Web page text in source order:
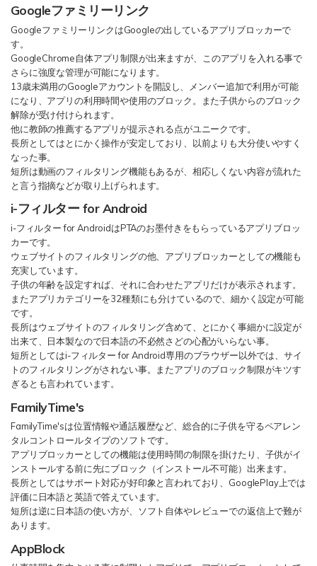
Googleファミリーリンク
GoogleファミリーリンクはGoogleの出しているアプリブロッカーで
す。
GoogleChrome自体アプリ制限が出来ますが、このアプリを入れる事で
さらに強度な管理が可能になります。
13歳未満用のGoogleアカウントを開設し、メンバー追加で利用が可能
になり、アプリの利用時間や使用のブロック。また子供からのブロック
解除が受け付けられます。
他に教師の推薦するアプリが提示される点がユニークです。
長所としてはとにかく操作が安定しており、以前よりも大分使いやすく
なった事。
短所は動画のフィルタリング機能もあるが、相応しくない内容が流れた
と言う指摘などが取り上げられます。
i-フィルター for Android
i-フィルター for AndroidはPTAのお墨付きをもらっているアプリブロッ
カーです。
ウェブサイトのフィルタリングの他、アプリブロッカーとしての機能も
充実しています。
子供の年齢を設定すれば、それに合わせたアプリだけが表示されます。
またアプリカテゴリーを32種類にも分けているので、細かく設定が可能
です。
長所はウェブサイトのフィルタリング含めて、とにかく事細かに設定が
出来て、日本製なので日本語の不必然さどの心配がいらない事。
短所としてはi-フィルター for Android専用のブラウザー以外では、サイ
トのフィルタリングがされない事。またアプリのブロック制限がキツす
ぎるとも言われています。
FamilyTime's
FamilyTime'sは位置情報や通話履歴など、総合的に子供を守るペアレン
タルコントロールタイプのソフトです。
アプリブロッカーとしての機能は使用時間の制限を掛けたり、子供がイ
ンストールする前に先にブロック（インストール不可能）出来ます。
長所としてはサポート対応が好印象と言われており、GooglePlay上では
評価に日本語と英語で答えています。
短所は逆に日本語の使い方が、ソフト自体やレビューでの返信上で難が
あります。
AppBlock